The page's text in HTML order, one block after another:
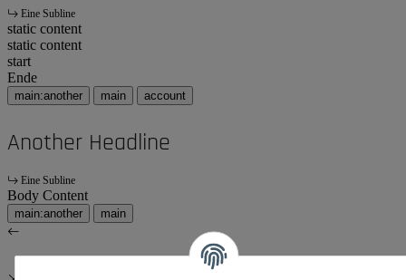
Eine Subline
static content
static content
start
Ende
main:another main account
Another Headline
Eine Subline
Body Content
main:another main